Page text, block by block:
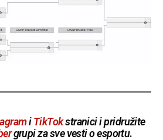
iTikTokstranici i pridružite
grupi za sve vesti o esportu.